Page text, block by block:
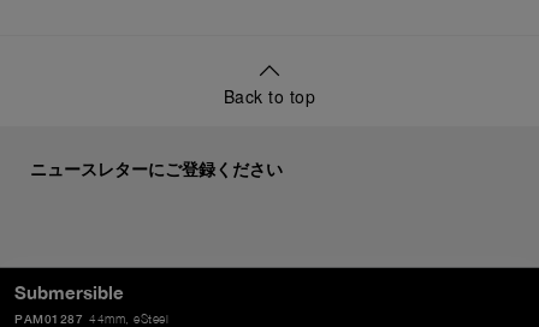
Submersible
44mm , eSteel
PAM01287
Back to top
ニュースレターにご登録ください